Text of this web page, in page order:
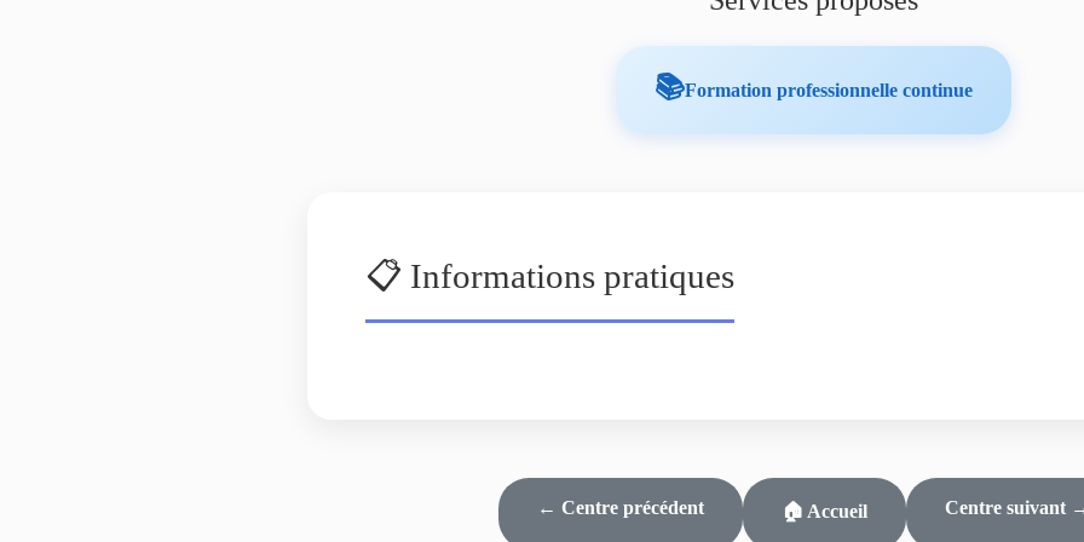
📚Formation professionnelle continue
📋 Informations pratiques
← Centre précédent 🏠 Accueil Centre suivant